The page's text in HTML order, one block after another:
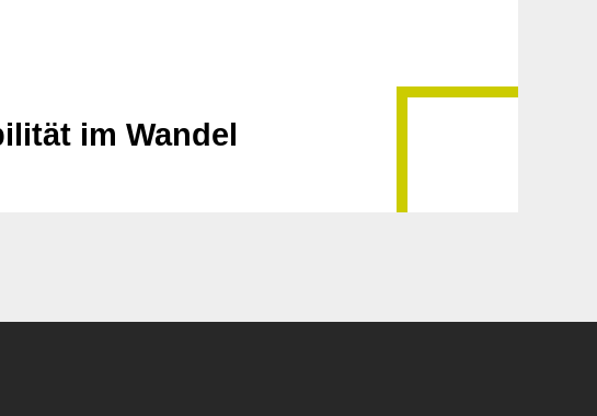
im Wandel